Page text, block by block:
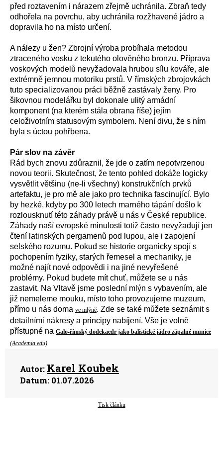
před roztavením i nárazem zřejmě uchránila. Zbraň tedy
odhořela na povrchu, aby uchránila rozžhavené jádro a
dopravila ho na místo určení.
A nálezy u žen? Zbrojní výroba probíhala metodou
ztraceného vosku z tekutého olověného bronzu. Příprava
voskových modelů nevyžadovala hrubou sílu kováře, ale
extrémně jemnou motoriku prstů. V římských zbrojovkách
tuto specializovanou práci běžně zastávaly ženy. Pro
šikovnou modelářku byl dokonale ulitý armádní
komponent (na kterém stála obrana říše) jejím
celoživotním statusovým symbolem. Není divu, že s ním
byla s úctou pohřbena.
Pár slov na závěr
Rád bych znovu zdůraznil, že jde o zatím nepotvrzenou
novou teorii. Skutečnost, že tento pohled dokáže logicky
vysvětlit většinu (ne-li všechny) konstrukčních prvků
artefaktu, je pro mě ale jako pro technika fascinující. Bylo
by hezké, kdyby po 300 letech marného tápání došlo k
rozlousknutí této záhady právě u nás v České republice.
Záhady naší evropské minulosti totiž často nevyžadují jen
čtení latinských pergamenů pod lupou, ale i zapojení
selského rozumu. Pokud se historie organicky spojí s
pochopením fyziky, starých řemesel a mechaniky, je
možné najít nové odpovědi i na jiné nevyřešené
problémy. Pokud budete mít chuť, můžete se u nás
zastavit. Na Vltavě jsme poslední mlýn s vybavením, ale
již nemeleme mouku, místo toho provozujeme muzeum,
přímo u nás doma ve mlýně. Zde se také můžete seznámit s
detailními nákresy a principy nabíjení. Vše je volně
přístupné na Galo-římský dodekaedr jako balistické jádro zápalné munice
(Academia.edu)
Autor: Karel Koubek
Datum: 01.07.2026
Tisk článku